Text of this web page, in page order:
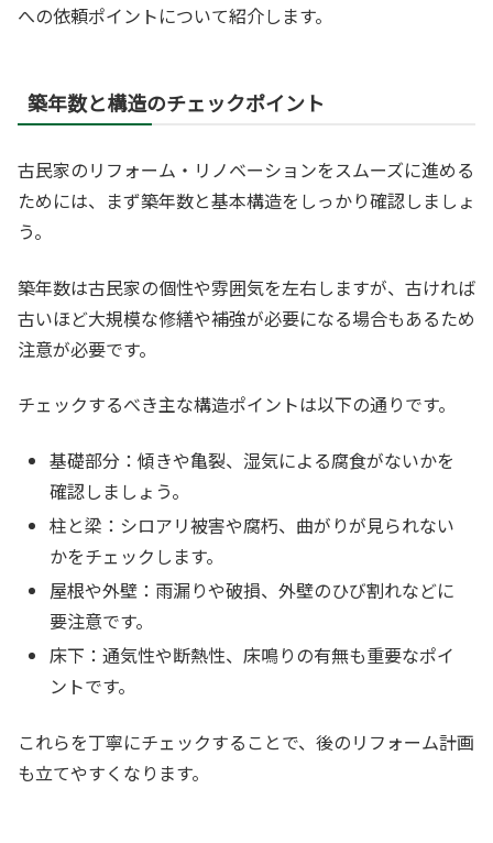
への依頼ポイントについて紹介します。
築年数と構造のチェックポイント
古民家のリフォーム・リノベーションをスムーズに進める
ためには、まず築年数と基本構造をしっかり確認しましょ
う。
築年数は古民家の個性や雰囲気を左右しますが、古ければ
古いほど大規模な修繕や補強が必要になる場合もあるため
注意が必要です。
チェックするべき主な構造ポイントは以下の通りです。
基礎部分：傾きや亀裂、湿気による腐食がないかを
確認しましょう。
柱と梁：シロアリ被害や腐朽、曲がりが見られない
かをチェックします。
屋根や外壁：雨漏りや破損、外壁のひび割れなどに
要注意です。
床下：通気性や断熱性、床鳴りの有無も重要なポイ
ントです。
これらを丁寧にチェックすることで、後のリフォーム計画
も立てやすくなります。